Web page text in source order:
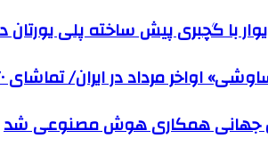
با گچبری پیش ساخته پلی
مرداد در ایران/ تماشای ۶۰ شهاب در هر ساعت!
جهانی همکاری هوش مصنوعی شد